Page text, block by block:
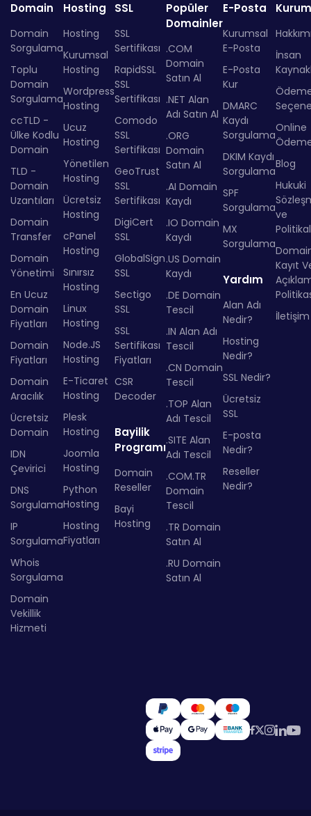
Domain
Domain
Sorgulama
Toplu
Domain
Sorgulama
ccTLD -
Ülke Kodlu
Domain
TLD -
Domain
Uzantıları
Domain
Transfer
Domain
Yönetimi
En Ucuz
Domain
Fiyatları
Domain
Fiyatları
Domain
Aracılık
Ücretsiz
Domain
IDN
Çevirici
DNS
Sorgulama
IP
Sorgulama
Whois
Sorgulama
Domain
Vekillik
Hizmeti
Hosting
Hosting
Kurumsal
Hosting
Wordpress
Hosting
Ucuz
Hosting
Yönetilen
Hosting
Ücretsiz
Hosting
cPanel
Hosting
Sınırsız
Hosting
Linux
Hosting
Node.JS
Hosting
E-Ticaret
Hosting
Plesk
Hosting
Joomla
Hosting
Python
Hosting
Hosting
Fiyatları
SSL
SSL
Sertifikası
RapidSSL
SSL
Sertifikası
Comodo
SSL
Sertifikası
GeoTrust
SSL
Sertifikası
DigiCert
SSL
GlobalSign
SSL
Sectigo
SSL
SSL
Sertifikası
Fiyatları
CSR
Decoder
Bayilik
Programı
Domain
Reseller
Bayi
Hosting
Popüler
Domainler
.COM
Domain
Satın Al
.NET Alan
Adı Satın Al
.ORG
Domain
Satın Al
.AI Domain
Kaydı
.IO Domain
Kaydı
.US Domain
Kaydı
.DE Domain
Tescil
.IN Alan Adı
Tescil
.CN Domain
Tescil
.TOP Alan
Adı Tescil
.SITE Alan
Adı Tescil
.COM.TR
Domain
Tescil
.TR Domain
Satın Al
.RU Domain
Satın Al
E-Posta
Kurumsal
E-Posta
E-Posta
Kur
DMARC
Kaydı
Sorgulama
DKIM Kaydı
Sorgulama
SPF
Sorgulama
MX
Sorgulama
Yardım
Alan Adı
Nedir?
Hosting
Nedir?
SSL Nedir?
Ücretsiz
SSL
E-posta
Nedir?
Reseller
Nedir?
İnsan
Online
Blog
Hukuki
ve
Kayıt
İletişim